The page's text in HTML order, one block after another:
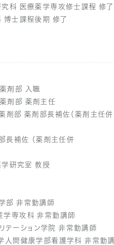
科 医療薬学専攻修士課程 修了
士課程後期 修了
剤部 入職
剤部 薬剤主任
部 薬剤部長補佐（薬剤主任併
補佐 （薬剤主任併
研究室 教授
部 非常勤講師
専攻科 非常勤講師
ーション学院 非常勤講師
間健康学部看護学科 非常勤